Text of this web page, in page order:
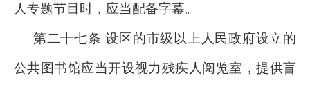
人专题节目时，应当配备字幕。
第二十七条 设区的市级以上人民政府设立的
公共图书馆应当开设视力残疾人阅览室，提供盲